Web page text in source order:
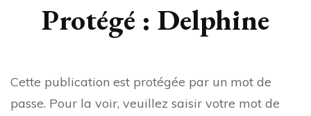
Protégé : Delphine
Cette publication est protégée par un mot de
passe. Pour la voir, veuillez saisir votre mot de